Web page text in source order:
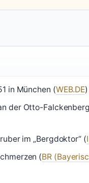
in München (WEB.DE)
der Otto-
im „Bergdoktor“ (
(BR